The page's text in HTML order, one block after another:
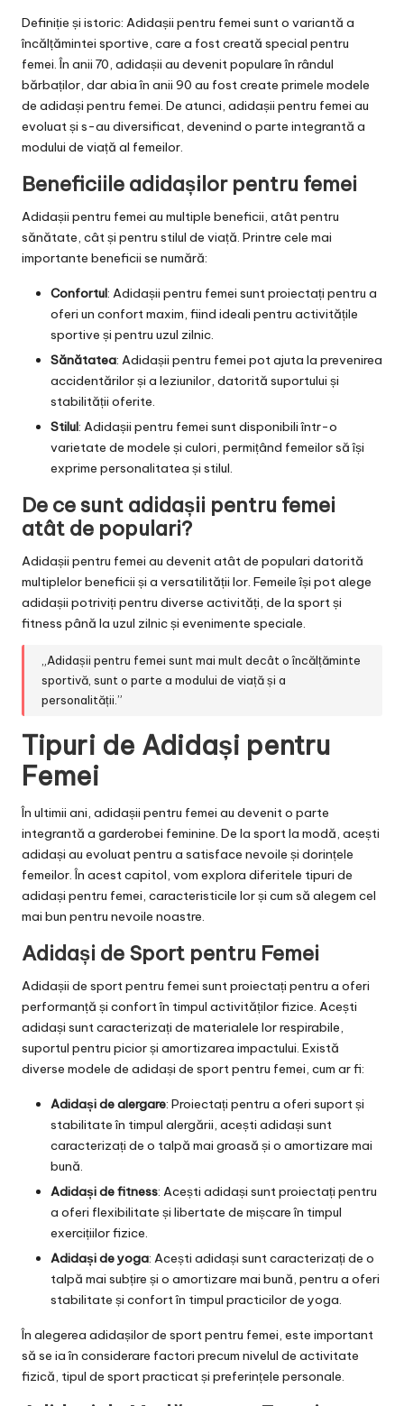
Definiție și istoric: Adidașii pentru femei sunt o variantă a
încălțămintei sportive, care a fost creată special pentru
femei. În anii 70, adidașii au devenit populare în rândul
bărbaților, dar abia în anii 90 au fost create primele modele
de adidași pentru femei. De atunci, adidașii pentru femei au
evoluat și s-au diversificat, devenind o parte integrantă a
modului de viață al femeilor.
Beneficiile adidașilor pentru femei
Adidașii pentru femei au multiple beneficii, atât pentru
sănătate, cât și pentru stilul de viață. Printre cele mai
importante beneficii se numără:
Confortul: Adidașii pentru femei sunt proiectați pentru a
oferi un confort maxim, fiind ideali pentru activitățile
sportive și pentru uzul zilnic.
Sănătatea: Adidașii pentru femei pot ajuta la prevenirea
accidentărilor și a leziunilor, datorită suportului și
stabilității oferite.
Stilul: Adidașii pentru femei sunt disponibili într-o
varietate de modele și culori, permițând femeilor să își
exprime personalitatea și stilul.
De ce sunt adidașii pentru femei
atât de populari?
Adidașii pentru femei au devenit atât de populari datorită
multiplelor beneficii și a versatilității lor. Femeile își pot alege
adidașii potriviți pentru diverse activități, de la sport și
fitness până la uzul zilnic și evenimente speciale.
„Adidașii pentru femei sunt mai mult decât o încălțăminte
sportivă, sunt o parte a modului de viață și a
personalității.”
Tipuri de Adidași pentru
Femei
În ultimii ani, adidașii pentru femei au devenit o parte
integrantă a garderobei feminine. De la sport la modă, acești
adidași au evoluat pentru a satisface nevoile și dorințele
femeilor. În acest capitol, vom explora diferitele tipuri de
adidași pentru femei, caracteristicile lor și cum să alegem cel
mai bun pentru nevoile noastre.
Adidași de Sport pentru Femei
Adidașii de sport pentru femei sunt proiectați pentru a oferi
performanță și confort în timpul activităților fizice. Acești
adidași sunt caracterizați de materialele lor respirabile,
suportul pentru picior și amortizarea impactului. Există
diverse modele de adidași de sport pentru femei, cum ar fi:
Adidași de alergare: Proiectați pentru a oferi suport și
stabilitate în timpul alergării, acești adidași sunt
caracterizați de o talpă mai groasă și o amortizare mai
bună.
Adidași de fitness: Acești adidași sunt proiectați pentru
a oferi flexibilitate și libertate de mișcare în timpul
exercițiilor fizice.
Adidași de yoga: Acești adidași sunt caracterizați de o
talpă mai subțire și o amortizare mai bună, pentru a oferi
stabilitate și confort în timpul practicilor de yoga.
În alegerea adidașilor de sport pentru femei, este important
să se ia în considerare factori precum nivelul de activitate
fizică, tipul de sport practicat și preferințele personale.